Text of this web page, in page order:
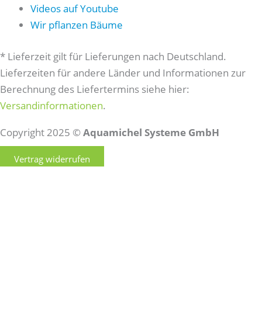
Videos auf Youtube
Wir pflanzen Bäume
* Lieferzeit gilt für Lieferungen nach Deutschland.
Lieferzeiten für andere Länder und Informationen zur
Berechnung des Liefertermins siehe hier:
Versandinformationen.
Copyright 2025 ©Aquamichel Systeme GmbH
Vertrag widerrufen